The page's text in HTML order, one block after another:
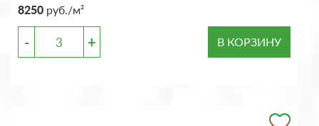
8250 руб./м²
- + В КОРЗИНУ